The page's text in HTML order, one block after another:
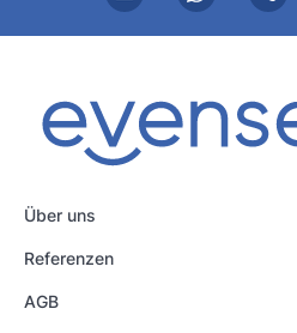
Über uns
Referenzen
AGB